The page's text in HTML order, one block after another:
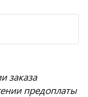
заказа
предоплаты